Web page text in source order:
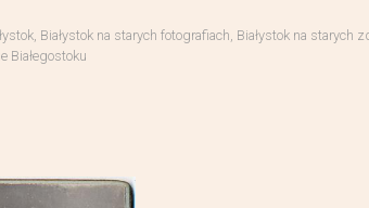
, Białystok na starych fotografiach, Białystok na starych
Białegostoku